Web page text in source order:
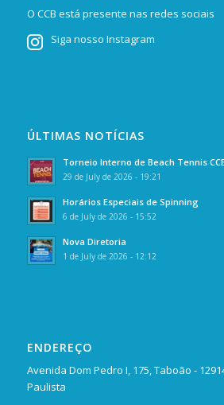
O CCB está presente nas redes sociais
Siga nosso Instagram
ÚLTIMAS NOTÍCIAS
Torneio Interno de Beach Tennis
29 de July de 2026 - 19:21
Horários Especiais de Spinning
6 de July de 2026 - 15:52
Nova Diretoria
1 de July de 2026 - 12:12
ENDEREÇO
Avenida Dom Pedro I, 175, Taboão -
Paulista